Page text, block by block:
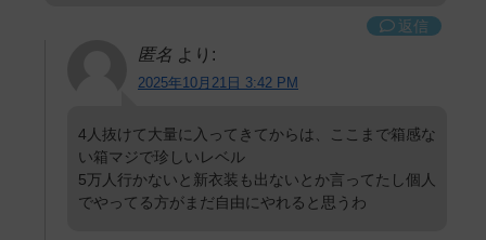
返信
匿名 より:
2025年10月21日 3:42 PM
4人抜けて大量に入ってきてからは、ここまで箱感な
い箱マジで珍しいレベル
5万人行かないと新衣装も出ないとか言ってたし個人
でやってる方がまだ自由にやれると思うわ